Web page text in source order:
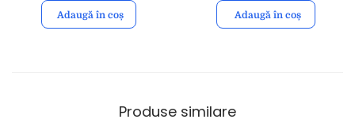
Adaugă în coș Adaugă în coș
Produse similare